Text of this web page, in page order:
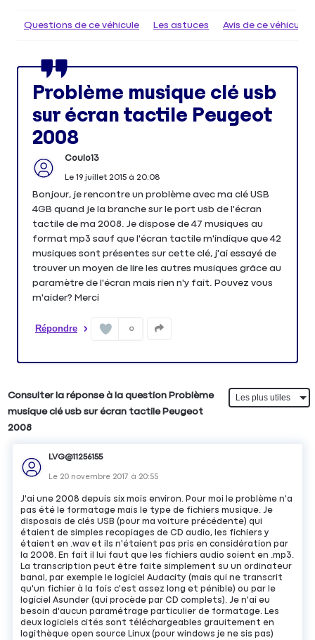
Questions de ce véhicule Les astuces Avis de ce véhicule
Problème musique clé usb
sur écran tactile Peugeot
2008
Coulo13
Le 19 juillet 2015à 20:08
Bonjour, je rencontre un problème avec ma clé USB
4GB quand je la branche sur le port usb de l'écran
tactile de ma 2008. Je dispose de 47 musiques au
format mp3 sauf que l'écran tactile m'indique que 42
musiques sont présentes sur cette clé, j'ai essayé de
trouver un moyen de lire les autres musiques grâce au
paramètre de l'écran mais rien n'y fait. Pouvez vous
m'aider? Merci
Répondre 0
Consulter la réponse à la question Problème
musique clé usb sur écran tactile Peugeot
2008
LVG@11256155
Le 20 novembre 2017 à 20:55
J'ai une 2008 depuis six mois environ. Pour moi le problème n'a
pas été le formatage mais le type de fichiers musique. Je
disposais de clés USB (pour ma voiture précédente) qui
étaient de simples recopiages de CD audio, les fichiers y
étaient en .wav et ils n'étaient pas pris en considération par
la 2008. En fait il lui faut que les fichiers audio soient en .mp3.
La transcription peut être faite simplement su un ordinateur
banal, par exemple le logiciel Audacity (mais qui ne transcrit
qu'un fichier à la fois c'est assez long et pénible) ou par le
logiciel Asunder (qui procède par CD complets). Je n'ai eu
besoin d'aucun paramétrage particulier de formatage. Les
deux logiciels cités sont téléchargeables grauitement en
logithèque open source Linux (pour windows je ne sis pas)